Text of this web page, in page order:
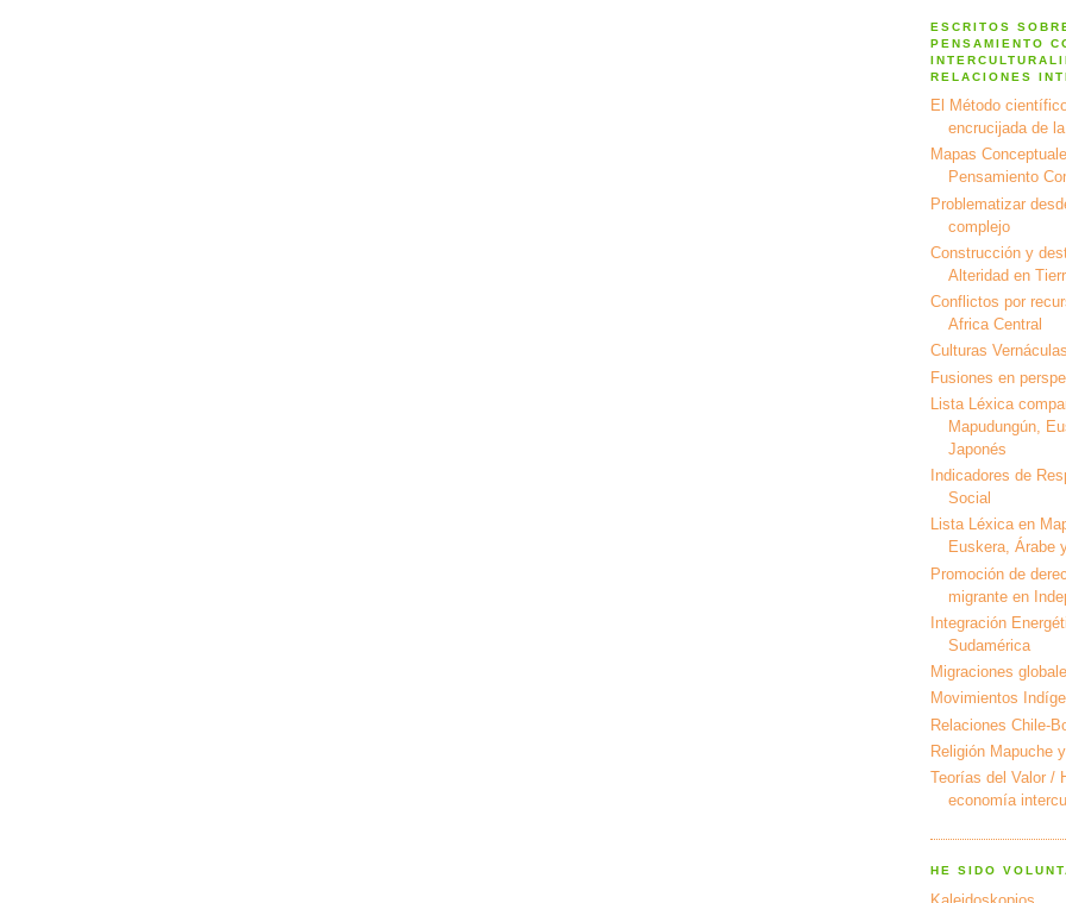
ESCRITOS
PENSAMIENTO
RELACIONES
El Método
encrucijada de
Mapas
Pensamiento
Problematizar
complejo
Construcción y
Alteridad en
Conflictos por
Africa Central
Culturas
Fusiones en
Lista Léxica
Mapudungún,
Japonés
Indicadores de
Social
Lista Léxica en
Euskera, Árabe
Promoción de
migrante en
Integración
Sudamérica
Migraciones
Movimientos
Relaciones Chile-
Religión Mapuche
Teorías del Valor /
economía
HE SIDO